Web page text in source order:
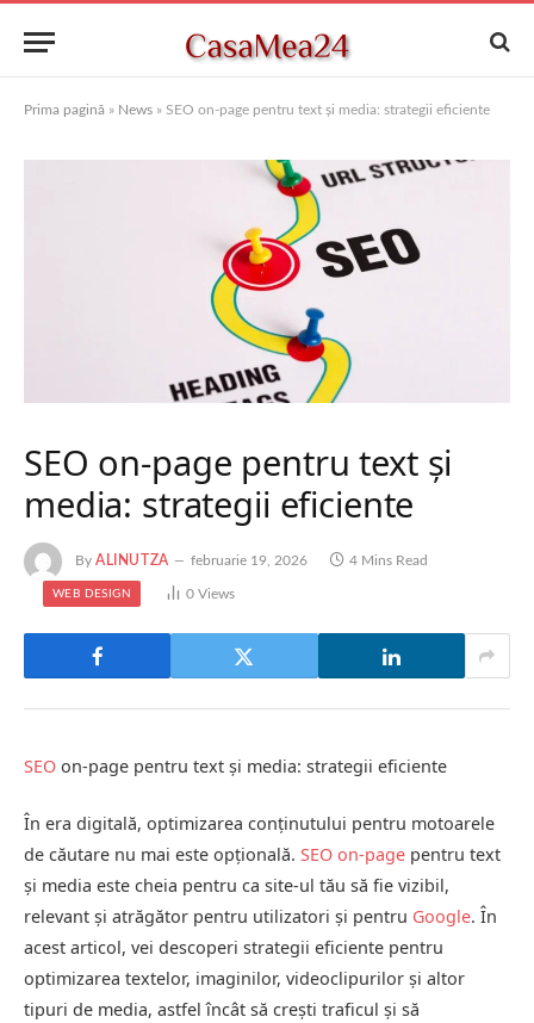
Prima pagină » News » SEO on-page pentru text și media: strategii eficiente
SEO on-page pentru text și
media: strategii eficiente
By ALINUTZA februarie 19, 2026 4 Mins Read
WEB DESIGN 0 Views
SEO on-page pentru text și media: strategii eficiente
În era digitală, optimizarea conținutului pentru motoarele
de căutare nu mai este opțională. SEO on-page pentru text
și media este cheia pentru ca site-ul tău să fie vizibil,
relevant și atrăgător pentru utilizatori și pentru Google. În
acest articol, vei descoperi strategii eficiente pentru
optimizarea textelor, imaginilor, videoclipurilor și altor
tipuri de media, astfel încât să crești traficul și să